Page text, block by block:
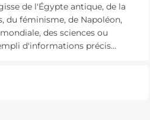
de l'Égypte antique, de la
du féminisme, de Napoléon,
des sciences ou
d'informations précis...